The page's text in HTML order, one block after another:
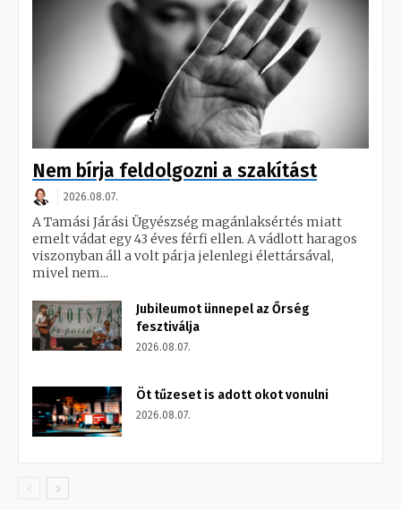
Nem bírja feldolgozni a szakítást
2026.08.07.
A Tamási Járási Ügyészség magánlaksértés miatt
emelt vádat egy 43 éves férfi ellen. A vádlott haragos
viszonyban áll a volt párja jelenlegi élettársával,
mivel nem...
Jubileumot ünnepel az Őrség
fesztiválja
2026.08.07.
Öt tűzeset is adott okot vonulni
2026.08.07.